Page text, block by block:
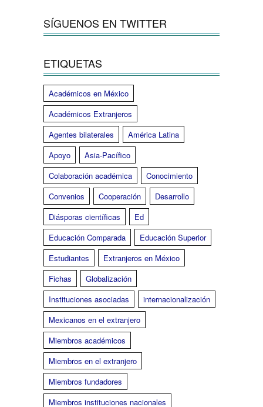
SÍGUENOS EN TWITTER
ETIQUETAS
Académicos en México
Académicos Extranjeros
Agentes bilaterales
América Latina
Apoyo
Asia-Pacífico
Colaboración académica
Conocimiento
Convenios
Cooperación
Desarrollo
Diásporas científicas
Ed
Educación Comparada
Educación Superior
Estudiantes
Extranjeros en México
Fichas
Globalización
Instituciones asociadas
internacionalización
Mexicanos en el extranjero
Miembros académicos
Miembros en el extranjero
Miembros fundadores
Miembros instituciones nacionales